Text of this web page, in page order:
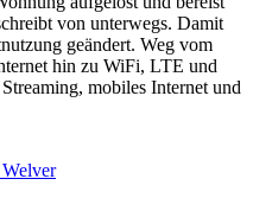
von unterwegs. Damit
geändert. Weg vom
hin zu WiFi, LTE und
mobiles Internet und